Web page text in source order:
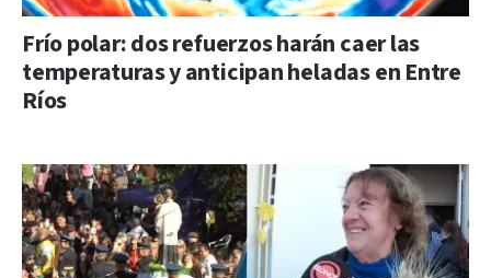
Frío polar: dos refuerzos harán caer las
temperaturas y anticipan heladas en Entre
Ríos